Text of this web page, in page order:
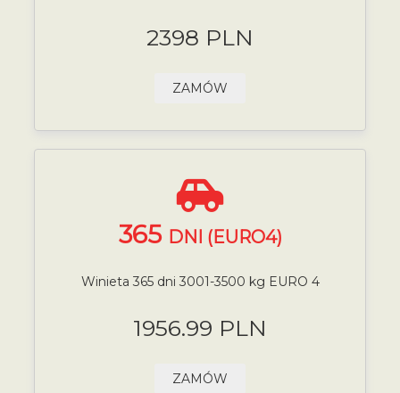
2398 PLN
ZAMÓW
365 DNI (EURO4)
Winieta 365 dni 3001-3500 kg EURO 4
1956.99 PLN
ZAMÓW